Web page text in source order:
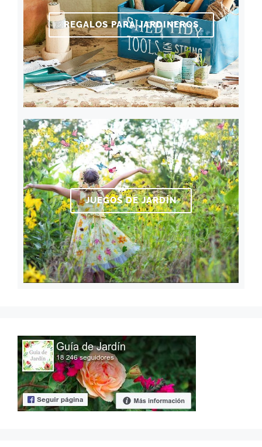
REGALOS PARA JARDINEROS
JUEGOS DE JARDÍN